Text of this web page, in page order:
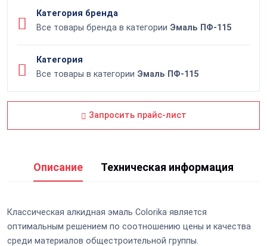
Категория бренда
Все товары бренда в категории Эмаль ПФ-115
Категория
Все товары в категории Эмаль ПФ-115
Запросить прайс-лист
Описание Техническая информация
Классическая алкидная эмаль Colorika является
оптимальным решением по соотношению цены и качества
среди материалов общестроительной группы.